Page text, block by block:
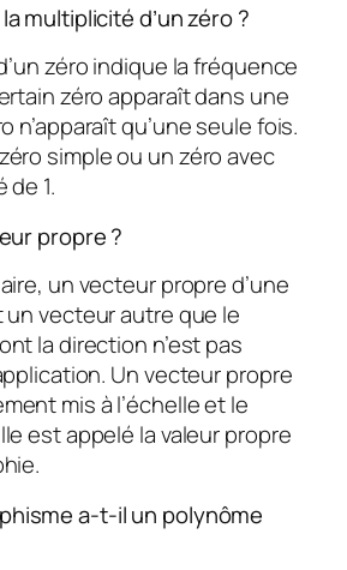
multiplicité d’un zéro ?
zéro indique la fréquence
zéro apparaît dans une
n’apparaît qu’une seule fois.
simple ou un zéro avec
1.
propre ?
un vecteur propre d’une
vecteur autre que le
la direction n’est pas
Un vecteur propre
mis à l’échelle et le
est appelé la valeur propre
a-t-il un polynôme